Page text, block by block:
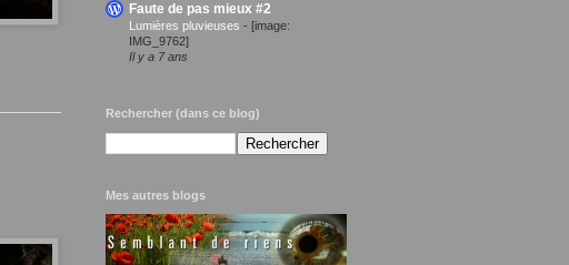
Faute de pas mieux #2
Lumières pluvieuses - [image:
IMG_9762]
Il y a 7 ans
Rechercher (dans ce blog)
Mes autres blogs